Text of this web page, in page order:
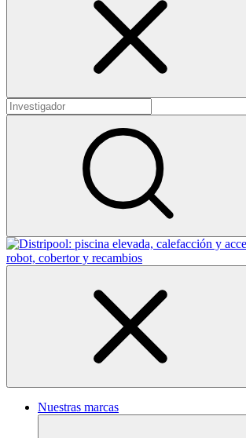
Nuestras marcas